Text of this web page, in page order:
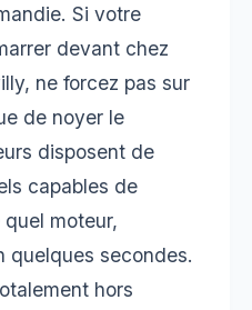
Si votre
devant chez
ne forcez pas sur
de noyer le
disposent de
capables de
moteur,
quelques secondes.
hors